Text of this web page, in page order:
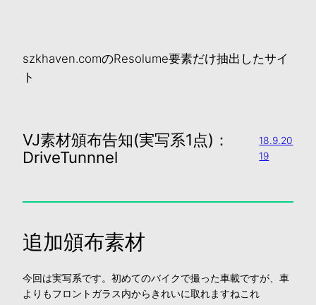
szkhaven.comのResolume要素だけ抽出したサイ
ト
VJ素材頒布告知(実写系1点)：
DriveTunnnel
18.9.20
19
追加頒布素材
今回は実写系です。初めてのバイクで撮った車載ですが、車
よりもフロントガラス内からきれいに取れますねこれ